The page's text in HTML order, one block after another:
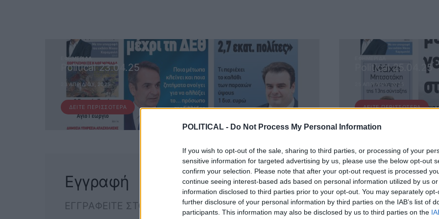
POLITICAL - Do Not Process My Personal Information
If you wish to opt-out of the sale, sharing to third parties, or processing of your
sensitive information for targeted advertising by us, please use the below opt-out
confirm your selection. Please note that after your opt-out request is processed
continue seeing interest-based ads based on personal information utilized by us
information disclosed to third parties prior to your opt-out. You may separately
further disclosure of your personal information by third parties on the IAB’s list of
participants. This information may also be disclosed by us to third parties on the
ΕΦΗΜΕΡΊΔΑ
Political 23.04.25
23 ΑΠΡΙΛΊΟΥ, 2025
ΔΕΊΤΕ ΠΕΡΙΣΣΌΤΕΡΑ
Political 25.04.25
25 ΑΠΡΙΛΊΟΥ, 2025
ΔΕΊΤΕ ΠΕΡΙΣΣΌΤΕΡΑ
Εγγραφή
ΕΓΓΡΑΦΕΙΤΕ ΣΤΟ NEWSLETTER ΜΑΣ
ΕΓΓΡΑΦΕΙΤΕ ΣΤΟ NEWSLETTER ΜΑΣ ΓΙΑ ΝΑ ΛΑΜΒΑΝΕΤΕ ΤΗΝ